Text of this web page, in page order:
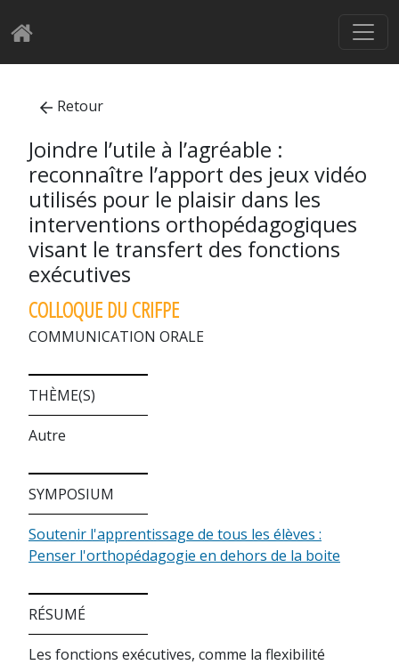
Retour
Joindre l’utile à l’agréable :
reconnaître l’apport des jeux vidéo
utilisés pour le plaisir dans les
interventions orthopédagogiques
visant le transfert des fonctions
exécutives
COLLOQUE DU CRIFPE
COMMUNICATION ORALE
THÈME(S)
Autre
SYMPOSIUM
Soutenir l'apprentissage de tous les élèves :
Penser l'orthopédagogie en dehors de la boite
RÉSUMÉ
Les fonctions exécutives, comme la flexibilité